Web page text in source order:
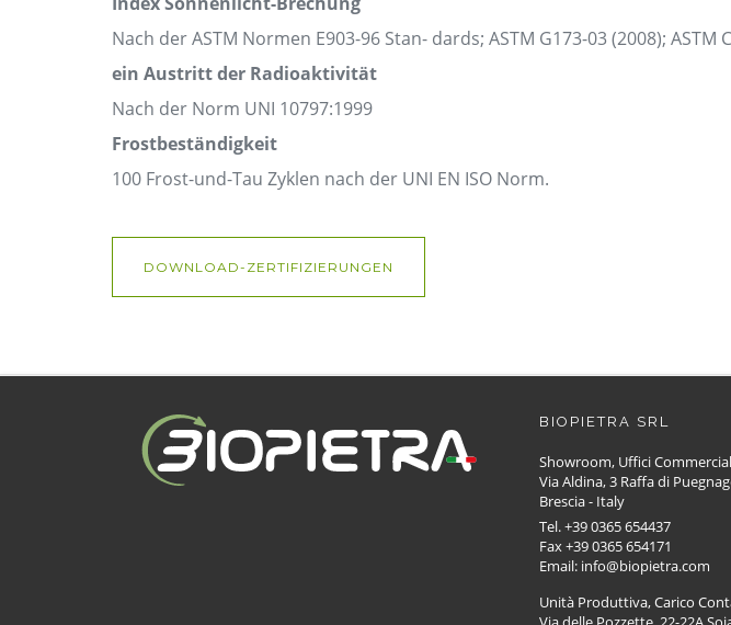
Nach der ASTM Normen E903-96 Stan- dards; ASTM G173-03 (2008); ASTM
ein Austritt der Radioaktivität
Nach der Norm UNI 10797:1999
Frostbeständigkeit
100 Frost-und-Tau Zyklen nach der UNI EN ISO Norm.
DOWNLOAD-ZERTIFIZIERUNGEN
BIOPIETRA SRL
Showroom, Uffici
Via Aldina, 3 Raffa di
Brescia - Italy
Tel. +39 0365 654437
Fax +39 0365 654171
Email: info@biopietra.com
Unità Produttiva, Carico